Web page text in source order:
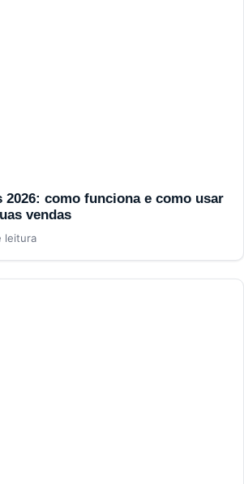
2026: como funciona e como usar
vendas
leitura